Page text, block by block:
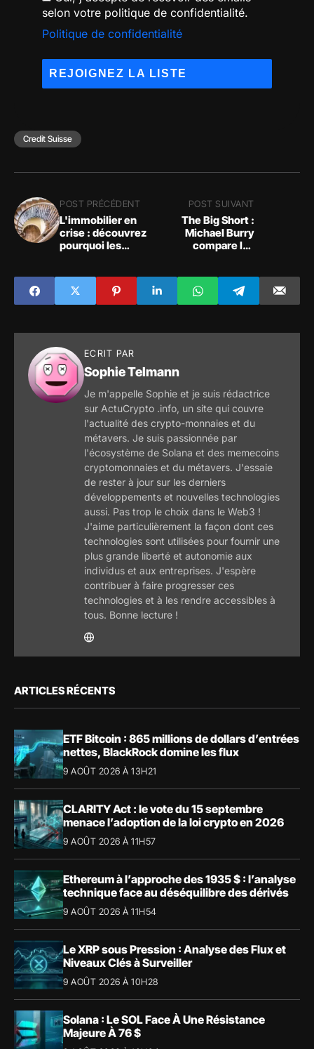
selon votre politique de confidentialité.
Politique de confidentialité
Credit Suisse
POST PRÉCÉDENT
L'immobilier en
crise : découvrez
pourquoi les
sont en chute libre
POST SUIVANT
The Big Short :
Michael Burry
compare les
à la panique de
1907 et souligne
que les marchés
toucher le fond
ECRIT PAR
Sophie Telmann
Je m'appelle Sophie et je suis rédactrice
sur ActuCrypto .info, un site qui couvre
l'actualité des crypto-monnaies et du
métavers. Je suis passionnée par
l'écosystème de Solana et des memecoins
cryptomonnaies et du métavers. J'essaie
de rester à jour sur les derniers
développements et nouvelles technologies
aussi. Pas trop le choix dans le Web3 !
J'aime particulièrement la façon dont ces
technologies sont utilisées pour fournir une
plus grande liberté et autonomie aux
individus et aux entreprises. J'espère
contribuer à faire progresser ces
technologies et à les rendre accessibles à
tous. Bonne lecture !
ARTICLES RÉCENTS
ETF Bitcoin : 865 millions de dollars d’entrées
nettes, BlackRock domine les flux
9 AOÛT 2026 À 13H21
CLARITY Act : le vote du 15 septembre
menace l’adoption de la loi crypto en 2026
9 AOÛT 2026 À 11H57
Ethereum à l’approche des 1935 $ : l’analyse
technique face au déséquilibre des dérivés
9 AOÛT 2026 À 11H54
Le XRP sous Pression : Analyse des Flux et
Niveaux Clés à Surveiller
9 AOÛT 2026 À 10H28
Solana : Le SOL Face À Une Résistance
Majeure À 76 $